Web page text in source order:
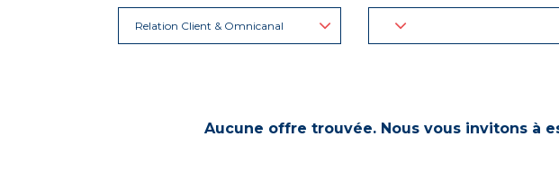
Relation Client & Omnicanal
Aucune offre trouvée. Nous vous invitons à